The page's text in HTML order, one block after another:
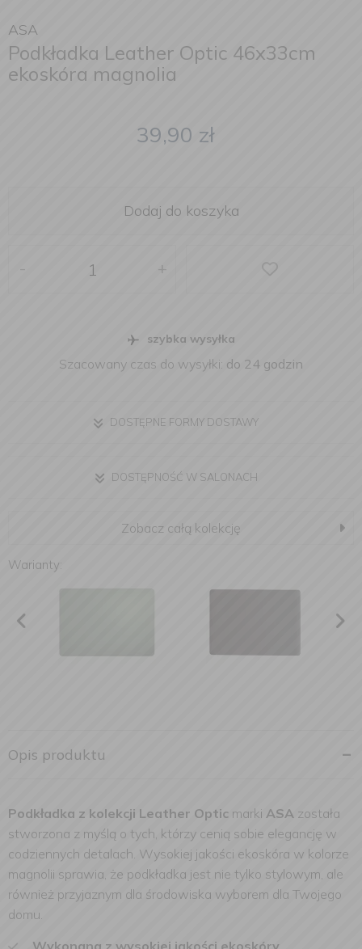
ASA
Podkładka Leather Optic 46x33cm
ekoskóra magnolia
39,90 zł
Dodaj do koszyka
+
szybka wysyłka
Szacowany czas do wysyłki: do 24 godzin
DOSTĘPNE FORMY DOSTAWY
DOSTĘPNOŚĆ W SALONACH
Zobacz całą kolekcję
Warianty:
Opis produktu
Podkładka z kolekcji Leather Optic marki ASA została
stworzona z myślą o tych, którzy cenią sobie elegancję w
codziennych detalach. Wysokiej jakości ekoskóra w kolorze
magnolii sprawia, że podkładka jest nie tylko stylowym, ale
również przyjaznym dla środowiska wyborem dla Twojego
domu.
Wykonana z wysokiej jakości ekoskóry